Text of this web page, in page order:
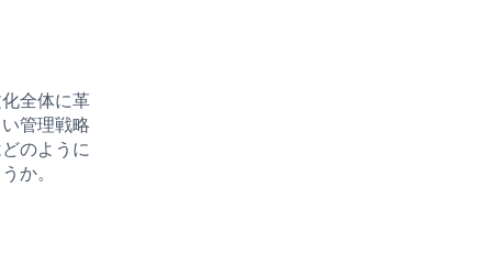
全体に革
管理戦略
のように
か。